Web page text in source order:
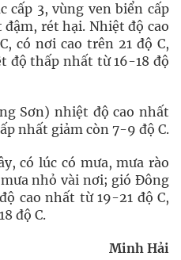
cấp 3, vùng ven biển cấp
rét hại. Nhiệt độ cao
có nơi cao trên 21 độ C,
độ thấp nhất từ 16-18 độ
Sơn) nhiệt độ cao nhất
nhất giảm còn 7-9 độ C.
có lúc có mưa, mưa rào
nhỏ vài nơi; gió Đông
cao nhất từ 19-21 độ C,
độ C.
Minh Hải